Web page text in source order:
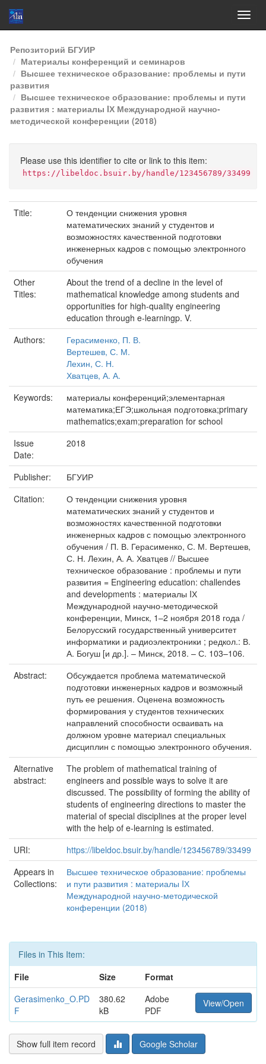
Skip
navigation
Репозиторий БГУИР
Материалы конференций и семинаров
Высшее техническое образование: проблемы и пути
развития
Высшее техническое образование: проблемы и пути
развития : материалы IХ Международной научно-
методической конференции (2018)
Please use this identifier to cite or link to this item:
https://libeldoc.bsuir.by/handle/123456789/33499
Title:
О тенденции снижения уровня
математических знаний у студентов и
возможностях качественной подготовки
инженерных кадров с помощью электронного
обучения
Other
Titles:
About the trend of a decline in the level of
mathematical knowledge among students and
opportunities for high-quality engineering
education through e-learningp. V.
Authors:
Герасименко, П. В.
Вертешев, С. М.
Лехин, С. Н.
Хватцев, А. А.
Keywords:
материалы конференций;элементарная
математика;ЕГЭ;школьная подготовка;primary
mathematics;exam;preparation for school
Issue
Date:
2018
Publisher:
БГУИР
Citation:
О тенденции снижения уровня
математических знаний у студентов и
возможностях качественной подготовки
инженерных кадров с помощью электронного
обучения / П. В. Герасименко, С. М. Вертешев,
С. Н. Лехин, А. А. Хватцев // Высшее
техническое образование : проблемы и пути
развития = Engineering education: challendes
and developments : материалы IХ
Международной научно-методической
конференции, Минск, 1–2 ноября 2018 года /
Белорусский государственный университет
информатики и радиоэлектроники ; редкол.: В.
А. Богуш [и др.]. – Минск, 2018. – С. 103–106.
Abstract:
Обсуждается проблема математической
подготовки инженерных кадров и возможный
путь ее решения. Оценена возможность
формирования у студентов технических
направлений способности осваивать на
должном уровне материал специальных
дисциплин с помощью электронного обучения.
Alternative
abstract:
The problem of mathematical training of
engineers and possible ways to solve it are
discussed. The possibility of forming the ability of
students of engineering directions to master the
material of special disciplines at the proper level
with the help of e-learning is estimated.
URI:
https://libeldoc.bsuir.by/handle/123456789/33499
Appears in
Collections:
Высшее техническое образование: проблемы
и пути развития : материалы IХ
Международной научно-методической
конференции (2018)
Files in This Item:
File
Size
Format
Gerasimenko_O.PD
F
380.62
kB
Adobe
PDF
View/Open
Show full item record Google Scholar